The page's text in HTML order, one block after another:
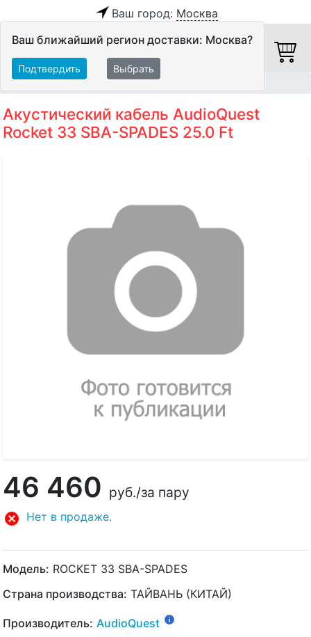
Ваш город: Москва
Ваш ближайший регион доставки: Москва?
Подтвердить Выбрать
Акустический кабель AudioQuest
Rocket 33 SBA-SPADES 25.0 Ft
46 460 руб./за пару
Нет в продаже.
Модель: ROCKET 33 SBA-SPADES
Страна производства: ТАЙВАНЬ (КИТАЙ)
Производитель: AudioQuest